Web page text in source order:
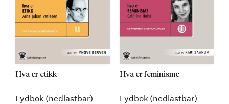
Hva er etikk
Lydbok (nedlastbar)
Hva er feminisme
Lydbok (nedlastbar)